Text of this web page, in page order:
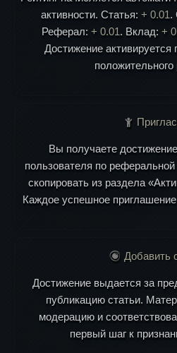
активности. Статья: + 0.01 .
Реферал: + 0.01 . Вклад: +
Достижение активируется
положительного
Вы получаете
пользователя по
скопировать из раздела
Каждое успешное
Добавить
Достижение выдается за
публикацию статьи.
модерацию и
первый шаг к